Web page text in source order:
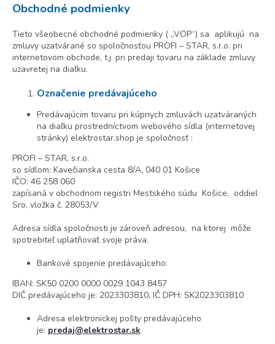
Obchodné podmienky
Tieto všeobecné obchodné podmienky ( „VOP“) sa aplikujú na
zmluvy uzatvárané so spoločnosťou PROFI – STAR, s.r.o. pri
internetovom obchode, t.j. pri predaji tovaru na základe zmluvy
uzavretej na diaľku.
Označenie predávajúceho
Predávajúcim tovaru pri kúpnych zmluvách uzatváraných
na diaľku prostredníctvom webového sídla (internetovej
stránky) elektrostar.shop je spoločnosť :
PROFI – STAR, s.r.o.
so sídlom: Kavečianska cesta 8/A, 040 01 Košice
IČO: 46 258 060
zapísaná v obchodnom registri Mestského súdu Košice, oddiel
Sro, vložka č. 28053/V
Adresa sídla spoločnosti je zároveň adresou, na ktorej môže
spotrebiteľ uplatňovať svoje práva.
Bankové spojenie predávajúceho:
IBAN: SK50 0200 0000 0029 1043 8457
DIČ predávajúceho je: 2023303810, IČ DPH: SK2023303810
Adresa elektronickej pošty predávajúceho
je: predaj@elektrostar.sk